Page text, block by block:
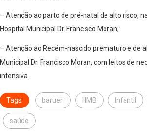
– Atenção ao parto de pré-natal de alto risco,
Hospital Municipal Dr. Francisco Moran;
– Atenção ao Recém-nascido prematuro e de
Municipal Dr. Francisco Moran, com leitos de
intensiva.
Tags: barueri HMB Infantil
saúde